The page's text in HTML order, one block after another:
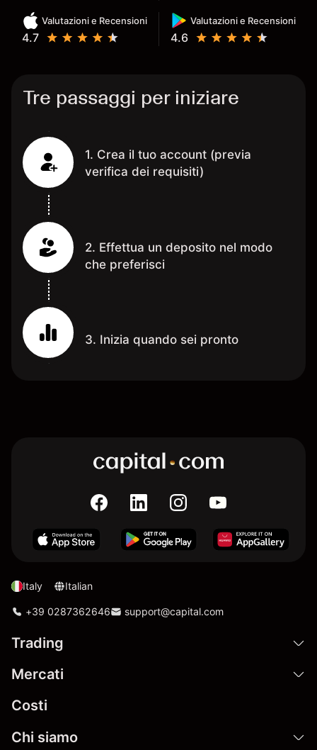
Valutazioni e Recensioni
4.7
Valutazioni e Recensioni
4.6
Tre passaggi per iniziare
1. Crea il tuo account (previa
verifica dei requisiti)
2. Effettua un deposito nel modo
che preferisci
3. Inizia quando sei pronto
Italy Italian
+39 0287362646 support@capital.com
Trading
Mercati
Costi
Chi siamo